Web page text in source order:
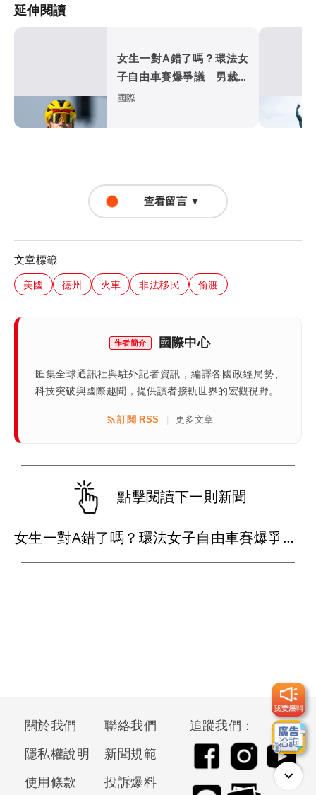
延伸閱讀
女生一對A錯了嗎？環法女
子自由車賽爆爭議 男裁判
勒令女選手解衣檢查
國際
查看留言 ▼
文章標籤
美國 德州 火車 非法移民 偷渡
作者簡介 國際中心
匯集全球通訊社與駐外記者資訊，編譯各國政經局勢、
科技突破與國際趣聞，提供讀者接軌世界的宏觀視野。
訂閱 RSS 更多文章
點擊閱讀下一則新聞
女生一對A錯了嗎？環法女子自由車賽爆爭議 男裁判勒令女選手解衣檢查
關於我們
聯絡我們
隱私權說明
新聞規範
使用條款
投訴爆料
追蹤我們：